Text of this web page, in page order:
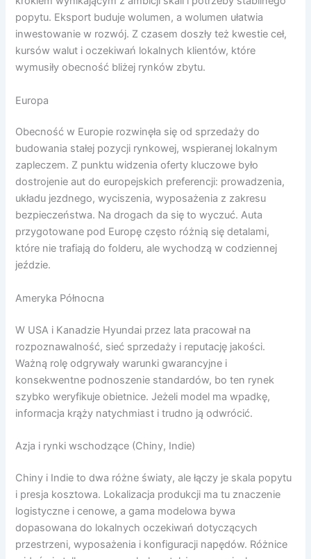
popytu. Eksport buduje wolumen, a wolumen ułatwia
inwestowanie w rozwój. Z czasem doszły też kwestie ceł,
kursów walut i oczekiwań lokalnych klientów, które
wymusiły obecność bliżej rynków zbytu.
Europa
Obecność w Europie rozwinęła się od sprzedaży do
budowania stałej pozycji rynkowej, wspieranej lokalnym
zapleczem. Z punktu widzenia oferty kluczowe było
dostrojenie aut do europejskich preferencji: prowadzenia,
układu jezdnego, wyciszenia, wyposażenia z zakresu
bezpieczeństwa. Na drogach da się to wyczuć. Auta
przygotowane pod Europę często różnią się detalami,
które nie trafiają do folderu, ale wychodzą w codziennej
jeździe.
Ameryka Północna
W USA i Kanadzie Hyundai przez lata pracował na
rozpoznawalność, sieć sprzedaży i reputację jakości.
Ważną rolę odgrywały warunki gwarancyjne i
konsekwentne podnoszenie standardów, bo ten rynek
szybko weryfikuje obietnice. Jeżeli model ma wpadkę,
informacja krąży natychmiast i trudno ją odwrócić.
Azja i rynki wschodzące (Chiny, Indie)
Chiny i Indie to dwa różne światy, ale łączy je skala popytu
i presja kosztowa. Lokalizacja produkcji ma tu znaczenie
logistyczne i cenowe, a gama modelowa bywa
dopasowana do lokalnych oczekiwań dotyczących
przestrzeni, wyposażenia i konfiguracji napędów. Różnice